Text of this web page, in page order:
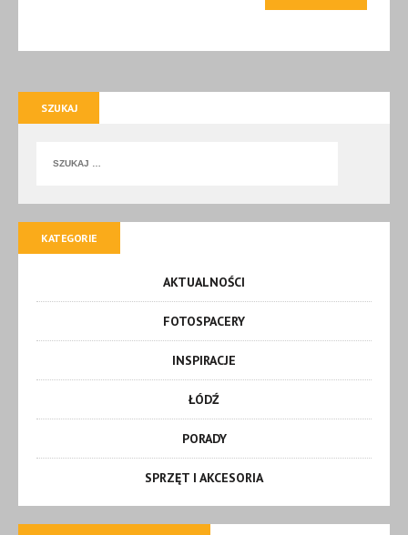
SZUKAJ
KATEGORIE
AKTUALNOŚCI
FOTOSPACERY
INSPIRACJE
ŁÓDŹ
PORADY
SPRZĘT I AKCESORIA